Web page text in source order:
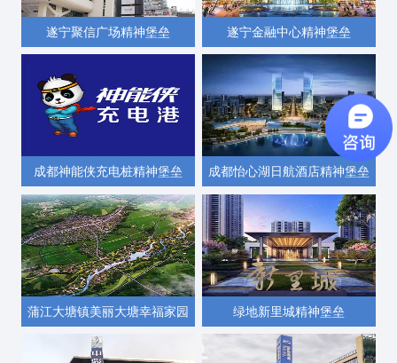
遂宁聚信广场精神堡垒 遂宁金融中心精神堡垒
成都神能侠充电桩精神堡垒 成都怡心湖日航酒店精神堡垒
蒲江大塘镇美丽大塘幸福家园
精神堡垒
绿地新里城精神堡垒